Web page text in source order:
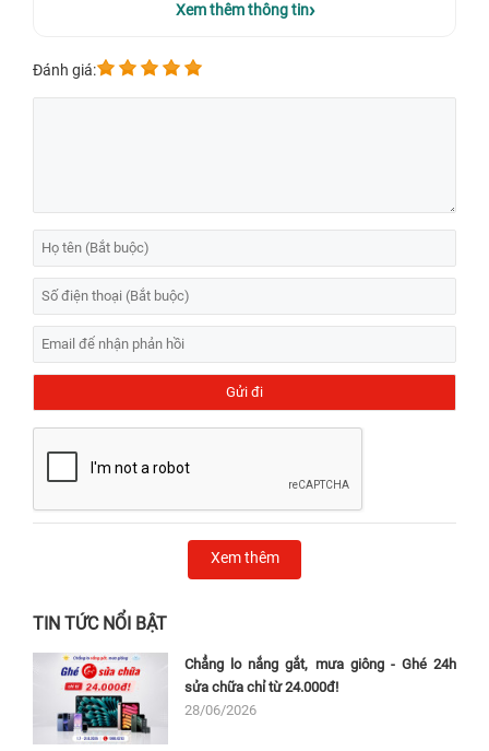
Xem thêm thông tin
Đánh giá:
Xem thêm
TIN TỨC NỔI BẬT
Chẳng lo nắng gắt, mưa giông - Ghé 24h
sửa chữa chỉ từ 24.000đ!
28/06/2026